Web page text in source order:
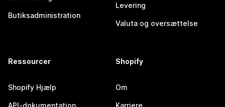
Butiksadministration
Levering
Valuta og oversættelse
Ressourcer
Shopify Hjælp
API-dokumentation
Shopify
Om
Karriere